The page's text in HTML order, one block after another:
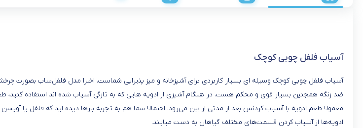
آسیاب فلفل چوبی کوچک
آسیاب فلفل چوبی کوچک وسیله ای بسیار کاربردی برای آشپزخانه و میز پذیرایی شماست. اخیرا مدل فلفل‌ساب بصورت
ضد زنگه همچنین بسیار قوی و محکم هست. در هنگام آشپزی از ادویه هایی که به تازگی آسیاب شده اند استفاده
معمولا طعم ادویه با آسیاب کردنش بعد از مدتی از بین می‌رود. احتمالا شما هم به تجربه بارها دیده اید که فلفل یا
ادویه‌ها از آسیاب کردن قسمت‌های مختلف گیاهان به دست میایند.